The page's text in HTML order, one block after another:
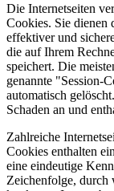
Die Internetseiten
Cookies. Sie dienen
effektiver und
die auf Ihrem
speichert. Die
genannte "Session-
automatisch
Schaden an und
Zahlreiche
Cookies enthalten
eine eindeutige
Zeichenfolge, durch